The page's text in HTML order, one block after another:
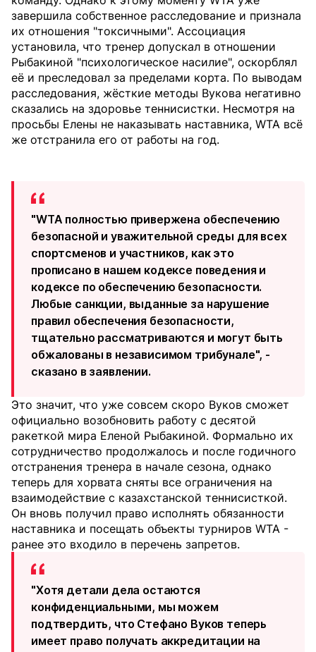
завершила собственное расследование и признала
их отношения "токсичными". Ассоциация
установила, что тренер допускал в отношении
Рыбакиной "психологическое насилие", оскорблял
её и преследовал за пределами корта. По выводам
расследования, жёсткие методы Вукова негативно
сказались на здоровье теннисистки. Несмотря на
просьбы Елены не наказывать наставника, WTA всё
же отстранила его от работы на год.
"WTA полностью привержена обеспечению
безопасной и уважительной среды для всех
спортсменов и участников, как это
прописано в нашем кодексе поведения и
кодексе по обеспечению безопасности.
Любые санкции, выданные за нарушение
правил обеспечения безопасности,
тщательно рассматриваются и могут быть
обжалованы в независимом трибунале", -
сказано в заявлении.
Это значит, что уже совсем скоро Вуков сможет
официально возобновить работу с десятой
ракеткой мира Еленой Рыбакиной. Формально их
сотрудничество продолжалось и после годичного
отстранения тренера в начале сезона, однако
теперь для хорвата сняты все ограничения на
взаимодействие с казахстанской теннисисткой.
Он вновь получил право исполнять обязанности
наставника и посещать объекты турниров WTA -
ранее это входило в перечень запретов.
"Хотя детали дела остаются
конфиденциальными, мы можем
подтвердить, что Стефано Вуков теперь
имеет право получать аккредитации на